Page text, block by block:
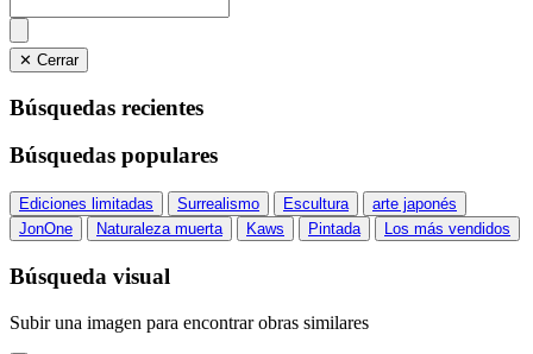
✕ Cerrar
Búsquedas recientes
Búsquedas populares
Ediciones limitadas Surrealismo Escultura
arte japonés
JonOne
Naturaleza muerta Kaws Pintada Los más vendidos
Búsqueda visual
Subir una imagen para encontrar obras similares